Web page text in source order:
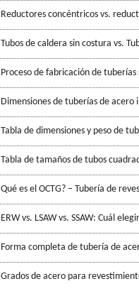
Reductores concéntricos vs.
Tubos de caldera sin costura vs.
Proceso de fabricación de
Dimensiones de tuberías de acero
Tabla de dimensiones y peso de
Tabla de tamaños de tubos
Qué es el OCTG? – Tubería de
ERW vs. LSAW vs. SSAW: Cuál
Forma completa de tubería de
Grados de acero para